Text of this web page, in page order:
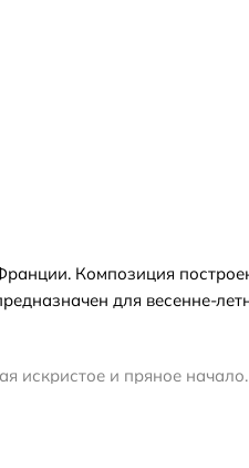
Композиция
для весенне-
искристое и пряное
сладковатый шлейф.